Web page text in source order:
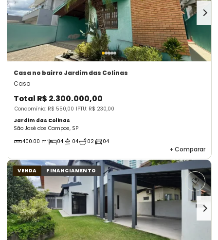
Casano bairro Jardim das Colinas
Casa
Total R$ 2.300.000,00
Condomínio: R$ 550,00 IPTU: R$ 230,00
Jardim das Colinas
São José dos Campos, SP
400.00 m²
04 04 02 04
+ Comparar
VENDA FINANCIAMENTO